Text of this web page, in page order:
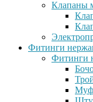
Клапаны
Фитинги
Фитинги